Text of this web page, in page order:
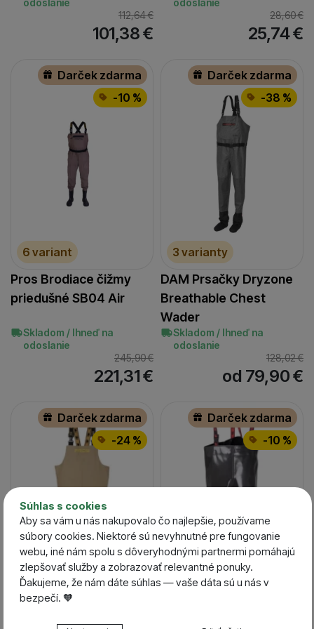
Súhlas s cookies
Aby sa vám u nás nakupovalo čo najlepšie, používame
súbory cookies. Niektoré sú nevyhnutné pre fungovanie
webu, iné nám spolu s dôveryhodnými partnermi pomáhajú
zlepšovať služby a zobrazovať relevantné ponuky.
Ďakujeme, že nám dáte súhlas — vaše dáta sú u nás v
bezpečí. 🧡
Nastavenie súhlasov s kategóriami cookies
44/45 (
112,64€
101,38€
28,60€
25,74€
Darček zdarma
-10 %
6 variant
Pros Brodiace čižmy
priedušné SB04 Air
Skladom / Ihneď na
odoslanie
245,90€
221,31€
Darček zdarma
-38 %
3 varianty
DAM Prsačky Dryzone
Breathable Chest
Wader
Skladom / Ihneď na
odoslanie
128,02€
od 79,90€
Darček zdarma
-24 %
5 variant
Pros Brodiace čižmy
Darček zdarma
-10 %